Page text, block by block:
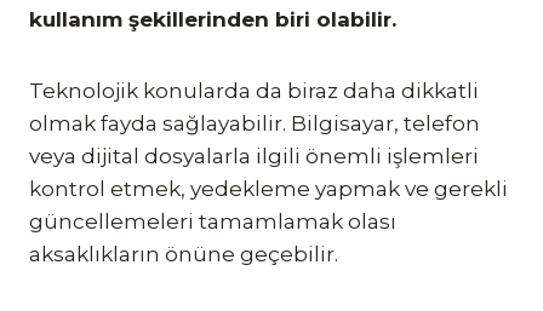
kullanım şekillerinden biri olabilir.
Teknolojik konularda da biraz daha dikkatli
olmak fayda sağlayabilir. Bilgisayar, telefon
veya dijital dosyalarla ilgili önemli işlemleri
kontrol etmek, yedekleme yapmak ve gerekli
güncellemeleri tamamlamak olası
aksaklıkların önüne geçebilir.